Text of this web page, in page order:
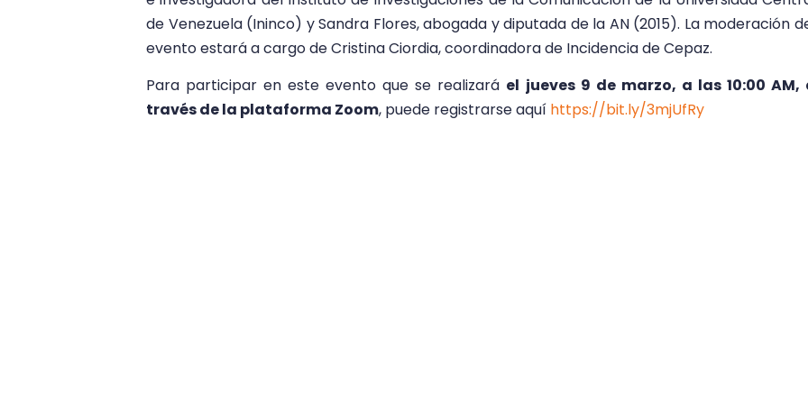
de Venezuela (Ininco) y Sandra Flores, abogada y diputada de la AN (2015). La moderación
evento estará a cargo de Cristina Ciordia, coordinadora de Incidencia de Cepaz.
Para participar en este evento que se realizará el jueves 9 de marzo, a las 10:00 AM,
través de la plataforma Zoom, puede registrarse aquí https://bit.ly/3mjUfRy